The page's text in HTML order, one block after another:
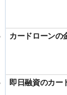
カードローンの
即日融資のカー